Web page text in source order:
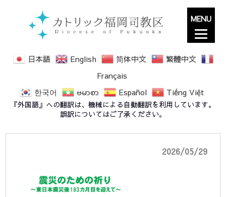
日本語 English 简体中文
繁體中文
Français
한국어
ဗမာစာ Español Tiếng Việt
『外国語』への翻訳は、機械による自動翻訳を利用しています。
誤訳についてはご了承ください。
祈りのリレー183か月目
2026/05/29
MENU